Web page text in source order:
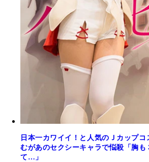
日本一カワイイ！と人気のＪカップ
むがあのセクシーキャラで悩殺「胸も
て…」